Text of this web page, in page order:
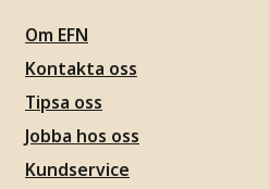
Om EFN
Kontakta oss
Tipsa oss
Jobba hos oss
Kundservice